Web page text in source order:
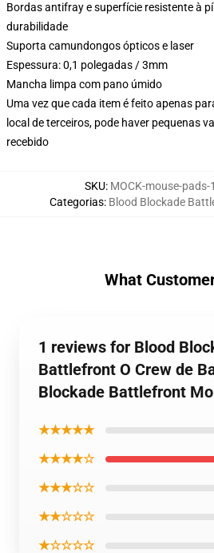
Bordas antifray e superfície resistente à
durabilidade
Suporta camundongos ópticos e laser
Espessura: 0,1 polegadas / 3mm
Mancha limpa com pano úmido
Uma vez que cada item é feito apenas
local de terceiros, pode haver pequenas
recebido
SKU: MOCK-mouse-
Categorias: Blood Blockade
What
1 reviews for Blood
Battlefront O Crew de
Blockade Battlefront
★★★★★
★★★★☆
★★★☆☆
★★☆☆☆
★☆☆☆☆